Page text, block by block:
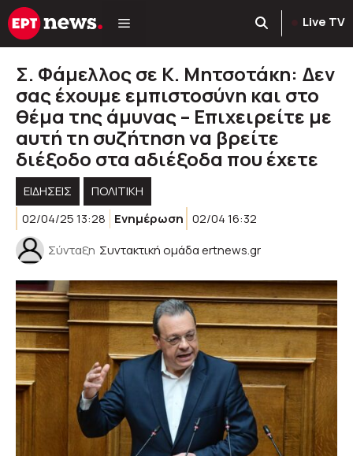
Μετάβαση
σε
Live TV
Σ. Φάμελλος σε Κ. Μητσοτάκη: Δεν
σας έχουμε εμπιστοσύνη και στο
θέμα της άμυνας – Επιχειρείτε με
αυτή τη συζήτηση να βρείτε
διέξοδο στα αδιέξοδα που έχετε
ΕΙΔΗΣΕΙΣ
ΠΟΛΙΤΙΚΉ
02/04/25 13:28
Ενημέρωση 02/04 16:32
Σύνταξη Συντακτική ομάδα ertnews.gr